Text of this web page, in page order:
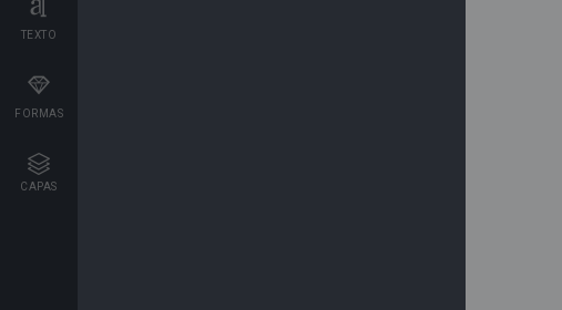
TEXTO
FORMAS
CAPAS